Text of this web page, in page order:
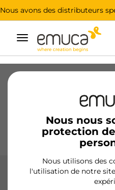
Nous avons des distributeurs
Alterner
navigation
Nous nous
protection
Nous utilisons des
l'utilisation de notre
Cuisine
Poignées
Tiroirs